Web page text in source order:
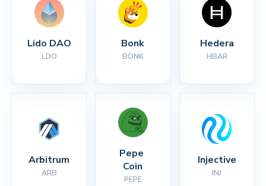
Lido DAO
LDO
Bonk
BONK
Hedera
HBAR
Arbitrum
ARB
Pepe
Coin
PEPE
Injective
INJ